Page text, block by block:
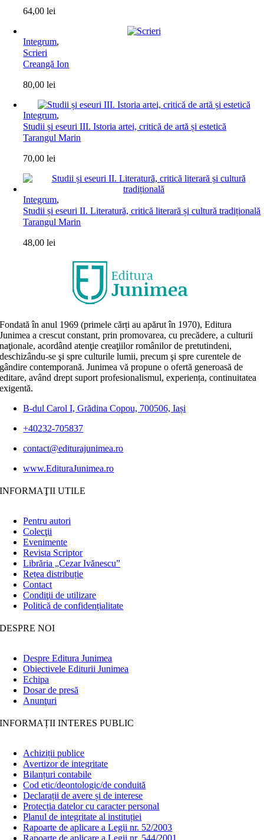
64,00lei
Integrum,
Scrieri
Creangă Ion
80,00lei
Integrum,
Studii și eseuri III. Istoria artei, critică de artă și estetică
Tarangul Marin
70,00lei
Integrum,
Studii și eseuri II. Literatură, critică literară și cultură tradițională
Tarangul Marin
48,00lei
Fondată în anul 1969 (primele cărți au apărut în 1970), Editura
Junimea a crescut constant, prin promovarea, cu precădere, a culturii
naţionale, acordând atenţie creaţiilor românilor de pretutindeni,
deschizându-se şi spre culturile lumii, precum şi spre curentele de
gândire contemporană. Junimea vă propune o ofertă generoasă de
editare, având drept suport profesionalismul, experiența, continuitatea
exigentă.
B-dul Carol I, Grădina Copou, 700506, Iași
+40232-705837
contact@editurajunimea.ro
www.EdituraJunimea.ro
INFORMAŢII UTILE
Pentru autori
Colecţii
Evenimente
Revista Scriptor
Librăria „Cezar Ivănescu”
Rețea distribuție
Contact
Condiţii de utilizare
Politică de confidențialitate
DESPRE NOI
Despre Editura Junimea
Obiectivele Editurii Junimea
Echipa
Dosar de presă
Anunţuri
INFORMAȚII INTERES PUBLIC
Achiziții publice
Avertizor de integritate
Bilanțuri contabile
Cod etic/deontologic/de conduită
Declarații de avere și de interese
Protecția datelor cu caracter personal
Planul de integritate al instituției
Rapoarte de aplicare a Legii nr. 52/2003
Rapoarte de aplicare a Legii nr. 544/2001